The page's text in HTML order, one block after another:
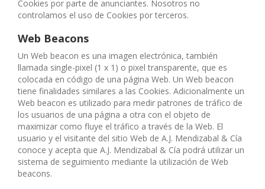
Cookies por parte de anunciantes. Nosotros no
controlamos el uso de Cookies por terceros.
Web Beacons
Un Web beacon es una imagen electrónica, también
llamada single-pixel (1 x 1) o pixel transparente, que es
colocada en código de una página Web. Un Web beacon
tiene finalidades similares a las Cookies. Adicionalmente un
Web beacon es utilizado para medir patrones de tráfico de
los usuarios de una página a otra con el objeto de
maximizar como fluye el tráfico a través de la Web. El
usuario y el visitante del sitio Web de A.J. Mendizabal & Cía
conoce y acepta que A.J. Mendizabal & Cía podrá utilizar un
sistema de seguimiento mediante la utilización de Web
beacons.